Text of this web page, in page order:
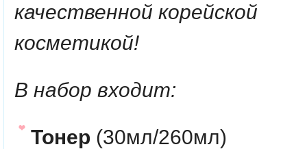
качественной корейской
косметикой!
В набор входит:
Тонер (30мл/260мл)